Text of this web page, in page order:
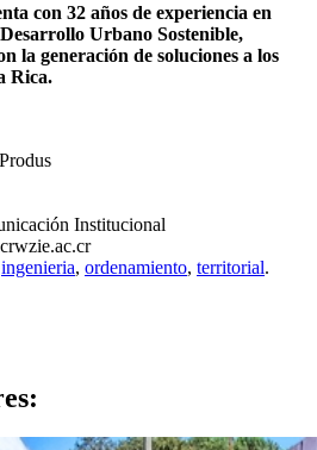
con 32 años de experiencia en
Urbano Sostenible,
la generación de soluciones a los
Rica.
Institucional
wzie.ac.cr
ingenieria, ordenamiento, territorial.